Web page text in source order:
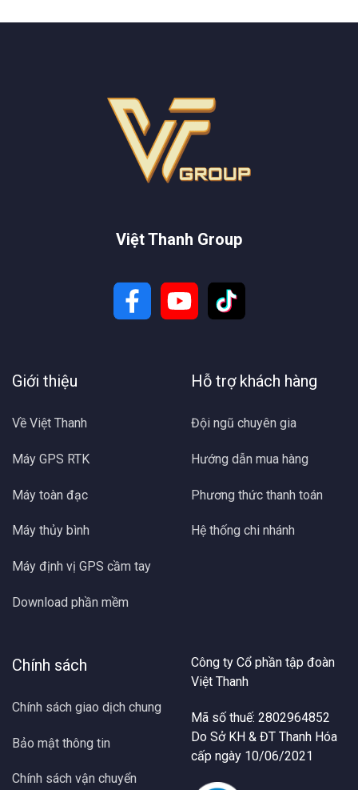
Việt Thanh Group
Giới thiệu
Về Việt Thanh
Máy GPS RTK
Máy toàn đạc
Máy thủy bình
Máy định vị GPS cầm tay
Download phần mềm
Hỗ trợ khách hàng
Đội ngũ chuyên gia
Hướng dẫn mua hàng
Phương thức thanh toán
Hệ thống chi nhánh
Chính sách
Chính sách giao dịch chung
Bảo mật thông tin
Chính sách vận chuyển
Công ty Cổ phần tập đoàn
Việt Thanh
Mã số thuế: 2802964852
Do Sở KH & ĐT Thanh Hóa
cấp ngày 10/06/2021